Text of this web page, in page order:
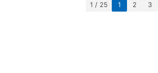
1 / 25 1 2 3